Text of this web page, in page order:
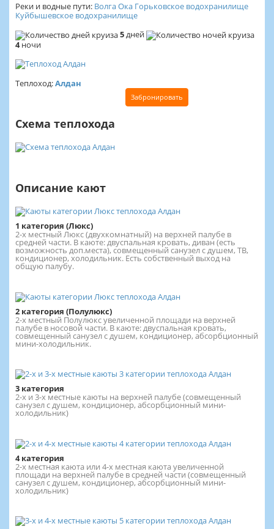
Реки и водные пути: ВолгаОка Горьковское водохранилище
Куйбышевское водохранилище
5дней
4ночи
Теплоход:Алдан
Забронировать
Схема теплохода
Описание кают
1 категория (Люкс)
2-х местный Люкс (двухкомнатный) на верхней палубе в
средней части. В каюте: двуспальная кровать, диван (есть
возможность доп.места), совмещенный санузел с душем, ТВ,
кондиционер, холодильник. Есть собственный выход на
общую палубу.
2 категория (Полулюкс)
2-х местный Полулюкс увеличенной площади на верхней
палубе в носовой части. В каюте: двуспальная кровать,
совмещенный санузел с душем, кондиционер, абсорбционный
мини-холодильник.
3 категория
2-х и 3-х местные каюты на верхней палубе (совмещенный
санузел с душем, кондиционер, абсорбционный мини-
холодильник)
4 категория
2-х местная каюта или 4-х местная каюта увеличенной
площади на верхней палубе в средней части (совмещенный
санузел с душем, кондиционер, абсорбционный мини-
холодильник)